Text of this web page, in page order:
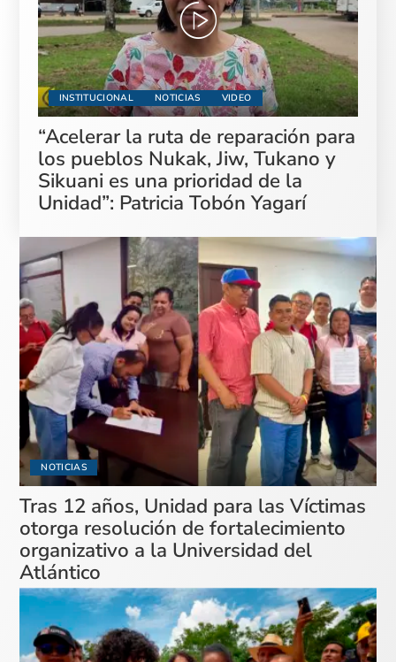
INSTITUCIONAL NOTICIAS VIDEO
“Acelerar la ruta de reparación para
los pueblos Nukak, Jiw, Tukano y
Sikuani es una prioridad de la
Unidad”: Patricia Tobón Yagarí
NOTICIAS
Tras 12 años, Unidad para las Víctimas
otorga resolución de fortalecimiento
organizativo a la Universidad del
Atlántico